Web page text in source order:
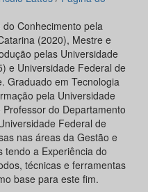
Conhecimento pela
(2020), Mestre e
pelas Universidade
e Universidade Federal de
Graduado em Tecnologia
pela Universidade
do Departamento
Federal de
nas áreas da Gestão e
tendo a Experiência do
técnicas e ferramentas
base para este fim.